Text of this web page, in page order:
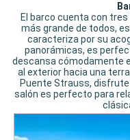
El barco cuenta con tres
más grande de todos,
caracteriza por su
panorámicas, es
descansa cómodamente
al exterior hacia una
Puente Strauss,
salón es perfecto para